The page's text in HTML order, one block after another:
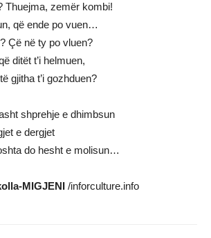
Thuejma, zemër kombi!
që ende po vuen…
Çë në ty po vluen?
ditët t’i helmuen,
gjitha t’i gozhduen?
shprehje e dhimbsun
e dergjet
do hesht e molisun…
MIGJENI /inforculture.info